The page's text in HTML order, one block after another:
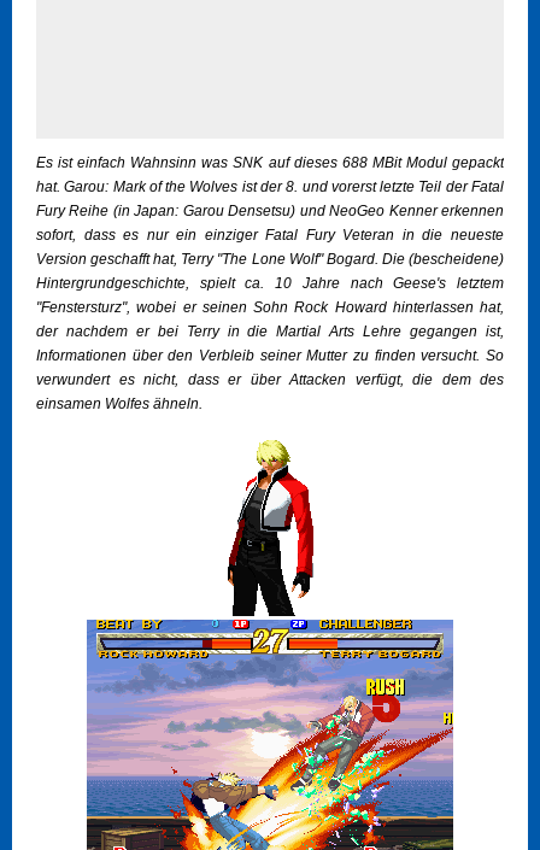
Es ist einfach Wahnsinn was SNK auf dieses 688 MBit Modul gepackt
hat. Garou: Mark of the Wolves ist der 8. und vorerst letzte Teil der Fatal
Fury Reihe (in Japan: Garou Densetsu) und NeoGeo Kenner erkennen
sofort, dass es nur ein einziger Fatal Fury Veteran in die neueste
Version geschafft hat, Terry "The Lone Wolf" Bogard. Die (bescheidene)
Hintergrundgeschichte, spielt ca. 10 Jahre nach Geese's letztem
"Fenstersturz", wobei er seinen Sohn Rock Howard hinterlassen hat,
der nachdem er bei Terry in die Martial Arts Lehre gegangen ist,
Informationen über den Verbleib seiner Mutter zu finden versucht. So
verwundert es nicht, dass er über Attacken verfügt, die dem des
einsamen Wolfes ähneln.